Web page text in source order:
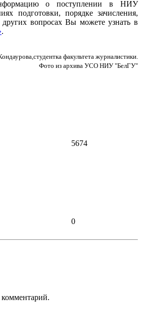
о поступлении в НИУ
подготовки, порядке зачисления,
вопросах Вы можете узнать в
.
факультета журналистики.
Фото из архива УСО НИУ "БелГУ"
5674
0
комментарий.